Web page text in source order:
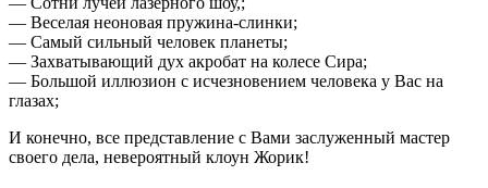
— Веселая неоновая пружина-слинки;
— Самый сильный человек планеты;
— Захватывающий дух акробат на колесе Сира;
— Большой иллюзион с исчезновением человека у Вас на
глазах;
И конечно, все представление с Вами заслуженный мастер
своего дела, невероятный клоун Жорик!